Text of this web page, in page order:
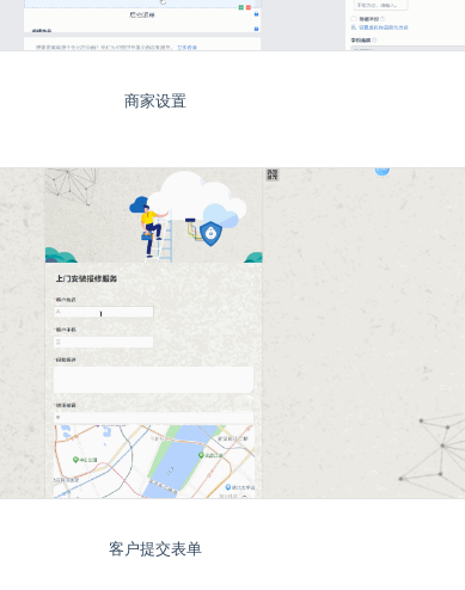
商家设置
客户提交表单